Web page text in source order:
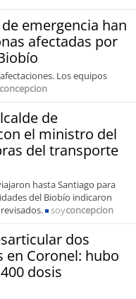
emergencia han
afectadas por
Los equipos
de
el ministro del
del transporte
hasta Santiago para
del Biobío indicaron
soyconcepcion
dos
en Coronel: hubo
dosis